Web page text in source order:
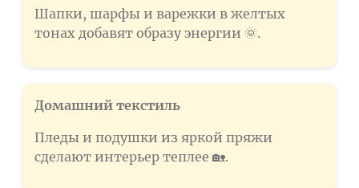
Шапки, шарфы и варежки в желтых
тонах добавят образу энергии 🌞.
Домашний текстиль
Пледы и подушки из яркой пряжи
сделают интерьер теплее 🏡.